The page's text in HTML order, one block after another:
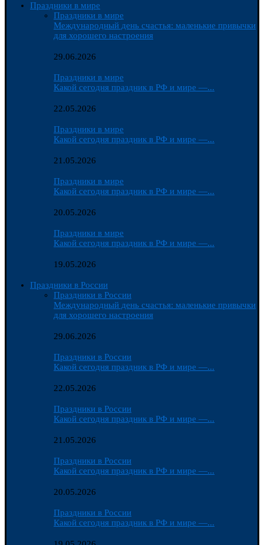
Праздники в мире
Праздники в мире
Международный день счастья: маленькие привычки
для хорошего настроения
29.06.2026
Праздники в мире
Какой сегодня праздник в РФ и мире —...
22.05.2026
Праздники в мире
Какой сегодня праздник в РФ и мире —...
21.05.2026
Праздники в мире
Какой сегодня праздник в РФ и мире —...
20.05.2026
Праздники в мире
Какой сегодня праздник в РФ и мире —...
19.05.2026
Праздники в России
Праздники в России
Международный день счастья: маленькие привычки
для хорошего настроения
29.06.2026
Праздники в России
Какой сегодня праздник в РФ и мире —...
22.05.2026
Праздники в России
Какой сегодня праздник в РФ и мире —...
21.05.2026
Праздники в России
Какой сегодня праздник в РФ и мире —...
20.05.2026
Праздники в России
Какой сегодня праздник в РФ и мире —...